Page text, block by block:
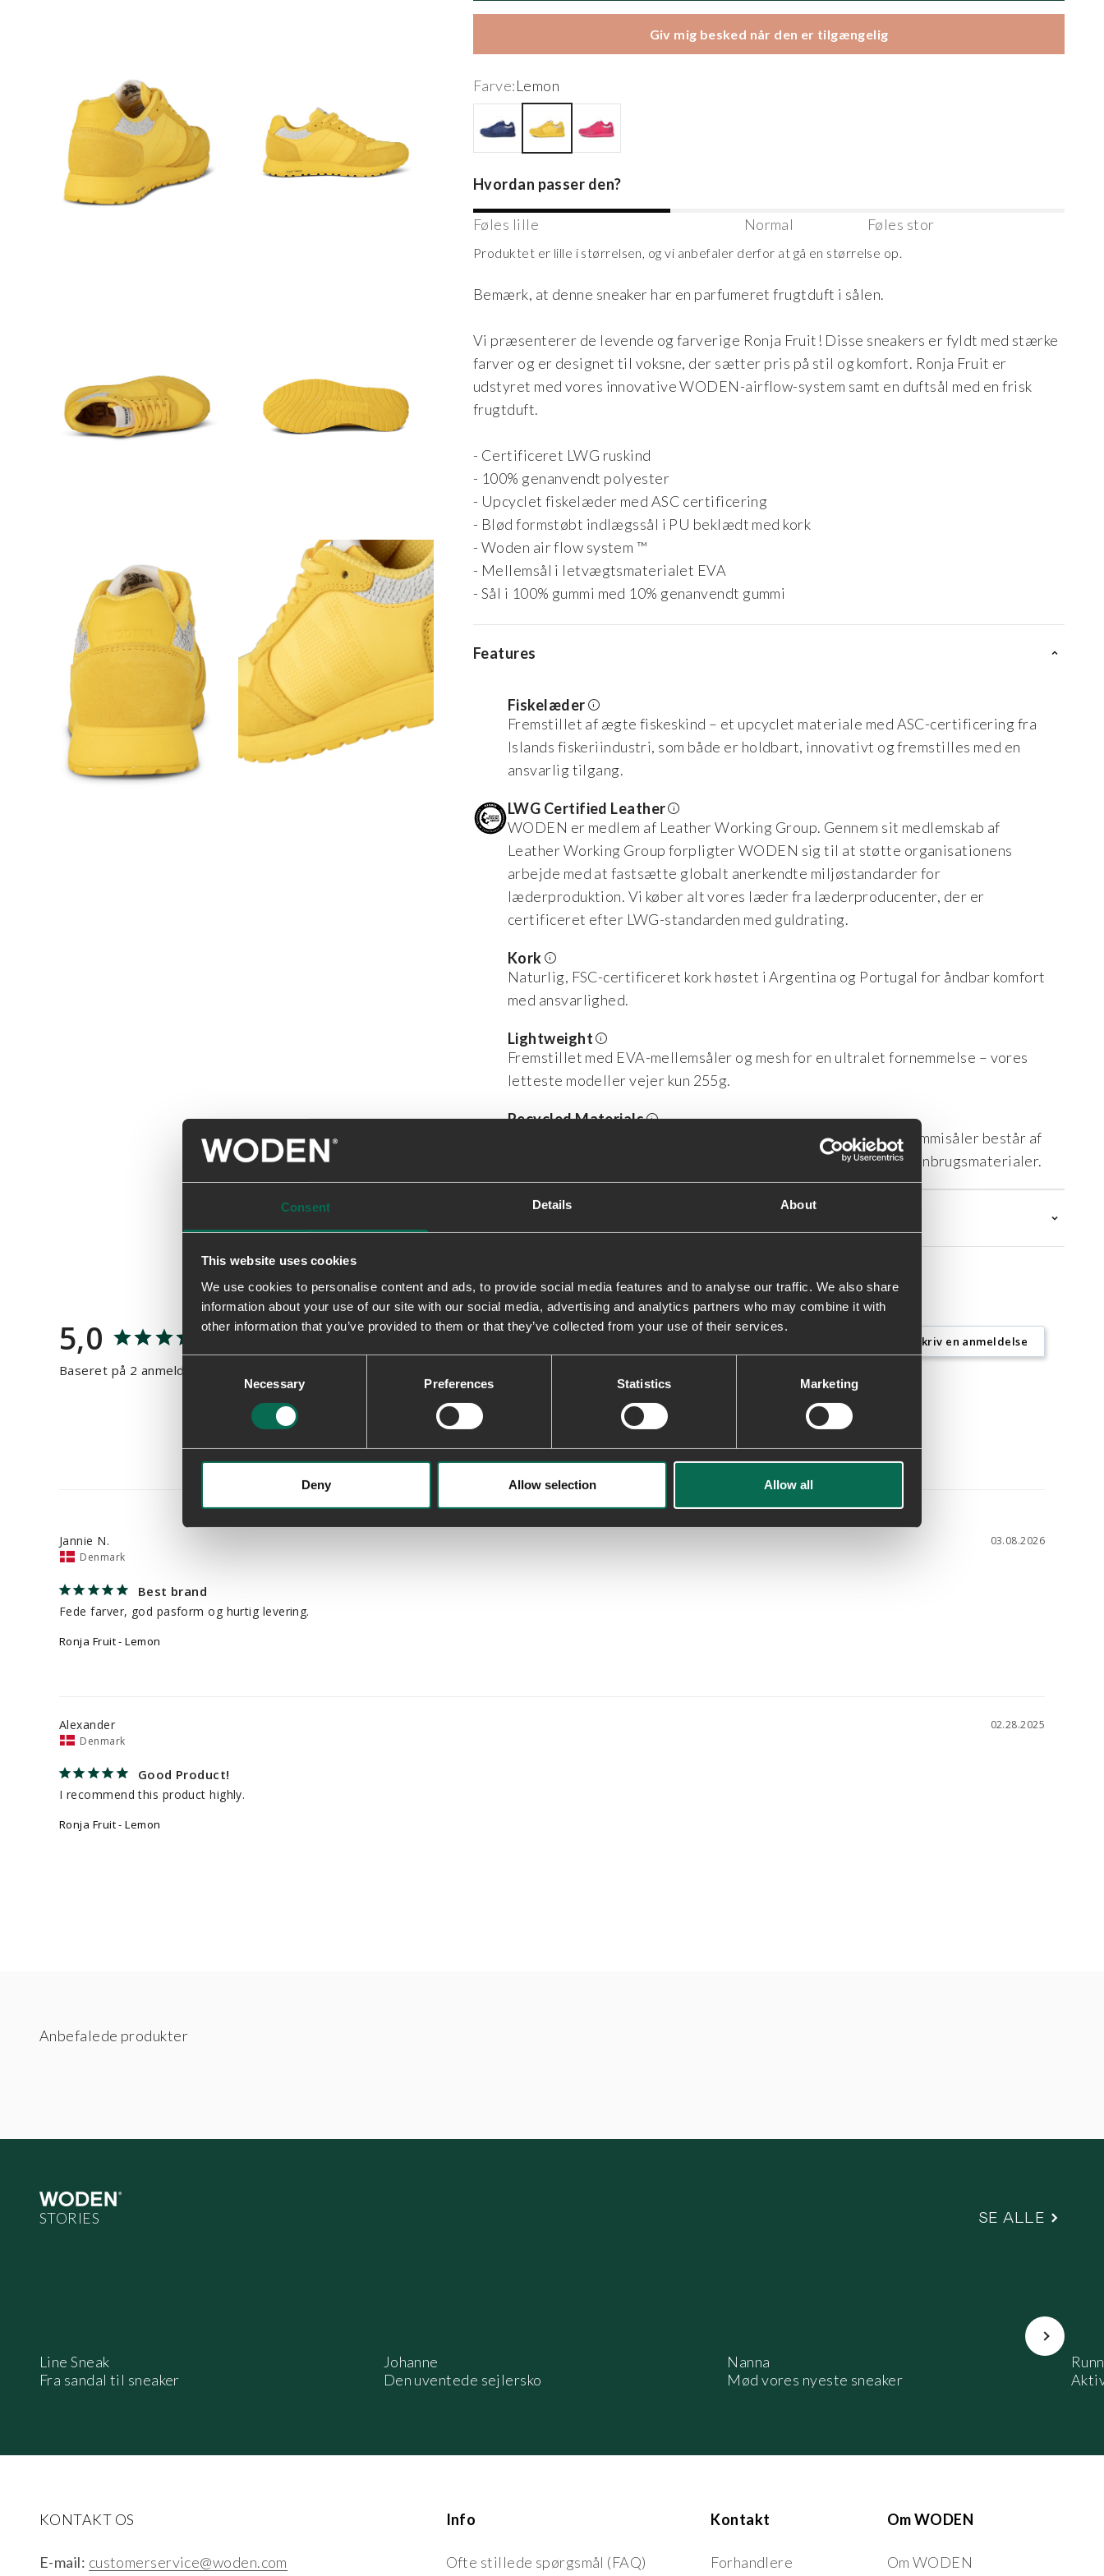
Consent Details About
This website uses cookies
We use cookies to personalise content and ads, to provide social media features and to analyse our traffic. We also share
information about your use of our site with our social media, advertising and analytics partners who may combine it with
other information that you’ve provided to them or that they’ve collected from your use of their services.
Consent
Necessary Preferences Statistics Marketing
Deny Allow selection Allow all
Giv mig besked når den er tilgængelig
Farve:Lemon
Hvordan passer den?
Føles lille Normal Føles stor
Produktet er lille i størrelsen, og vi anbefaler derfor at gå en størrelse op.
Bemærk, at denne sneaker har en parfumeret frugtduft i sålen.
Vi præsenterer de levende og farverige Ronja Fruit! Disse sneakers er fyldt med stærke
farver og er designet til voksne, der sætter pris på stil og komfort. Ronja Fruit er
udstyret med vores innovative WODEN-airflow-system samt en duftsål med en frisk
frugtduft.
- Certificeret LWG ruskind
- 100% genanvendt polyester
- Upcyclet fiskelæder med ASC certificering
- Blød formstøbt indlægssål i PU beklædt med kork
- Woden air flow system ™
- Mellemsål i letvægtsmaterialet EVA
- Sål i 100% gummi med 10% genanvendt gummi
Features
Fiskelæder
Fremstillet af ægte fiskeskind – et upcyclet materiale med ASC-certificering fra
Islands fiskeriindustri, som både er holdbart, innovativt og fremstilles med en
ansvarlig tilgang.
LWG Certified Leather
WODEN er medlem af Leather Working Group. Gennem sit medlemskab af
Leather Working Group forpligter WODEN sig til at støtte organisationens
arbejde med at fastsætte globalt anerkendte miljøstandarder for
læderproduktion. Vi køber alt vores læder fra læderproducenter, der er
certificeret efter LWG-standarden med guldrating.
Kork
Naturlig, FSC-certificeret kork høstet i Argentina og Portugal for åndbar komfort
med ansvarlighed.
Lightweight
Fremstillet med EVA-mellemsåler og mesh for en ultralet fornemmelse – vores
letteste modeller vejer kun 255g.
Recycled Materials
Fremstillet med genbrugsgummi og genbrugstekstiler. Alle gummisåler består af
10% genbrugsgummi, og tekstilerne indeholder mindst 50% genbrugsmaterialer.
5,0
Baseret på 2 anmeldelser
2
0
0
0
Skriv en anmeldelse
03.08.2026
Jannie N.
Denmark
Best brand
Fede farver, god pasform og hurtig levering.
Ronja Fruit - Lemon
02.28.2025
Alexander
Denmark
Good Product!
I recommend this product highly.
Ronja Fruit - Lemon
SE ALLE
Line Sneak
Fra sandal til sneaker
Johanne
Den uventede sejlersko
Nanna
Mød vores nyeste sneaker
Næste
KONTAKT OS
E-mail: customerservice@woden.com
Info
Ofte stillede spørgsmål (FAQ)
Kontakt
Forhandlere
Om WODEN
Om WODEN